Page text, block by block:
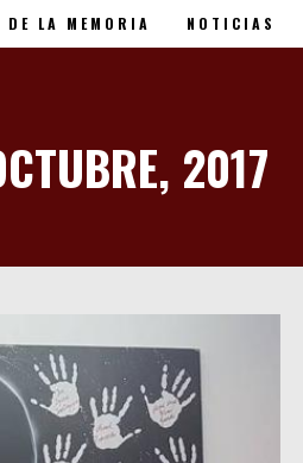
DE LA MEMORIA NOTICIAS
2017